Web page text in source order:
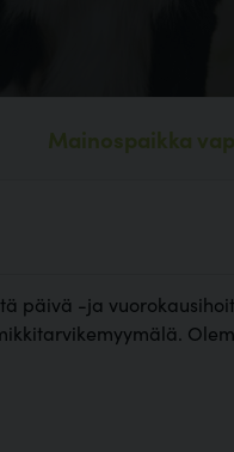
Mainospaikka
päivä -ja